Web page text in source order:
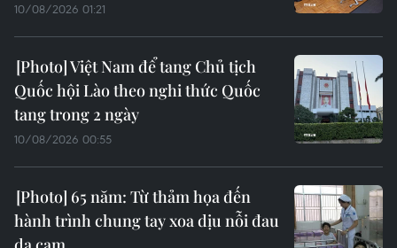
10/08/2026 01:21
Việt Nam để tang Chủ tịch
Quốc hội Lào theo nghi thức Quốc
tang trong 2 ngày
10/08/2026 00:55
65 năm: Từ thảm họa đến
hành trình chung tay xoa dịu nỗi đau